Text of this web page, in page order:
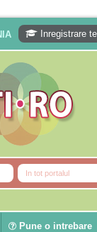
Inregistrare
Pune o intrebare